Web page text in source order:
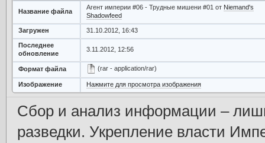
Название файла
Агент империи #06 - Трудные мишени #01 от Niemand's
Shadowfeed
Загружен 31.10.2012, 16:43
Последнее
обновление
3.11.2012, 12:56
Формат файла (rar - application/rar)
Изображение Нажмите для просмотра изображения
Сбор и анализ информации –
разведки. Укрепление власти